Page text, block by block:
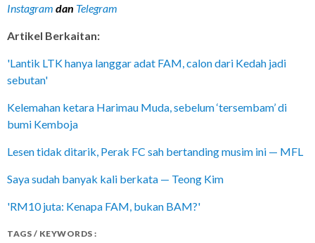
Instagram dan Telegram
Artikel Berkaitan:
'Lantik LTK hanya langgar adat FAM, calon dari Kedah jadi
sebutan'
Kelemahan ketara Harimau Muda, sebelum ‘tersembam’ di
bumi Kemboja
Lesen tidak ditarik, Perak FC sah bertanding musim ini — MFL
Saya sudah banyak kali berkata — Teong Kim
'RM10 juta: Kenapa FAM, bukan BAM?'
TAGS / KEYWORDS :